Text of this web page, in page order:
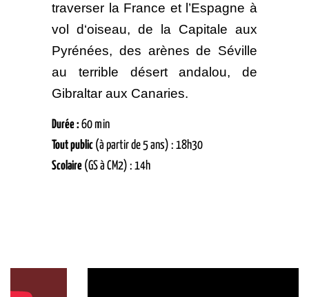
traverser la France et l’Espagne à
vol d‘oiseau, de la Capitale aux
Pyrénées, des arènes de Séville
au terrible désert andalou, de
Gibraltar aux Canaries.
Durée :60 min
Tout public (à partir de 5 ans) : 18h30
Scolaire (GS à CM2) : 14h